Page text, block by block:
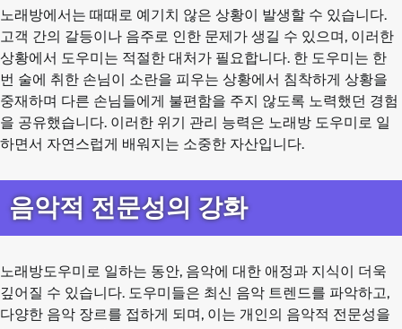
노래방에서는 때때로 예기치 않은 상황이 발생할 수 있습니다.
고객 간의 갈등이나 음주로 인한 문제가 생길 수 있으며, 이러한
상황에서 도우미는 적절한 대처가 필요합니다. 한 도우미는 한
번 술에 취한 손님이 소란을 피우는 상황에서 침착하게 상황을
중재하며 다른 손님들에게 불편함을 주지 않도록 노력했던 경험
을 공유했습니다. 이러한 위기 관리 능력은 노래방 도우미로 일
하면서 자연스럽게 배워지는 소중한 자산입니다.
음악적 전문성의 강화
노래방도우미로 일하는 동안, 음악에 대한 애정과 지식이 더욱
깊어질 수 있습니다. 도우미들은 최신 음악 트렌드를 파악하고,
다양한 음악 장르를 접하게 되며, 이는 개인의 음악적 전문성을